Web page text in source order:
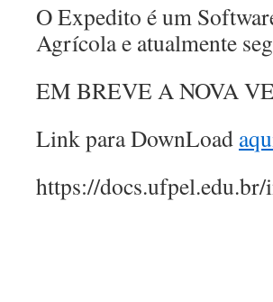
O Expedito é um
Agrícola e atualmente
EM BREVE A NOVA
Link para DownLoad
https://